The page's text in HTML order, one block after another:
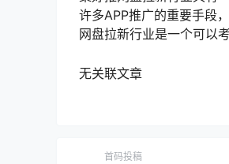
许多APP推广的重要手段
网盘拉新行业是一个可以
无关联文章
首码投稿